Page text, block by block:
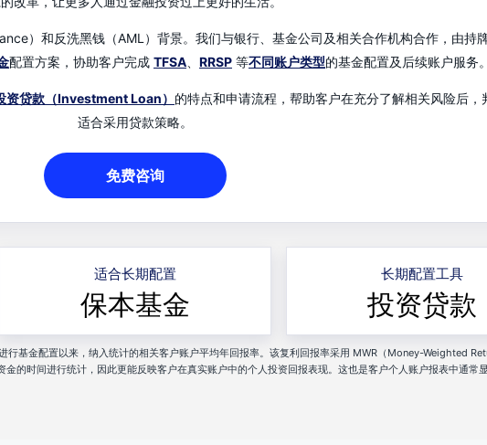
）和反洗黑钱（AML）背景。我们与银行、基金公司及相关合作机构合作，由持
配置方案，协助客户完成 TFSA、 RRSP等不同账户类型的基金配置及后续账户服务。
资贷款（Investment Loan） 的特点和申请流程，帮助客户在充分了解相关风险后，
适合采用贷款策略。
免费咨询
适合长期配置
保本基金
长期配置工具
投资贷款
基金配置以来，纳入统计的相关客户账户平均年回报率。该复利回报率采用 MWR（Money-Weighted
的时间进行统计，因此更能反映客户在真实账户中的个人投资回报表现。这也是客户个人账户报表中通常